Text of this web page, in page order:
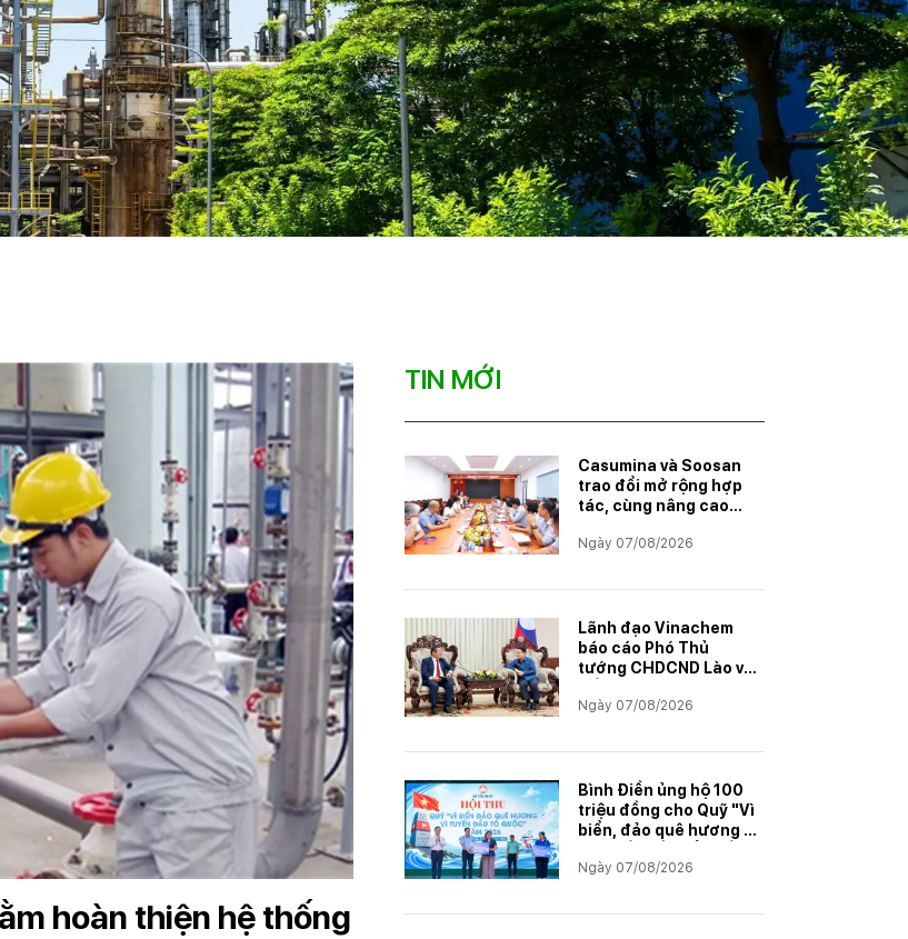
hoàn thiện hệ thống
TIN MỚI
Casumina và Soosan
trao đổi mở rộng hợp
tác, cùng nâng cao
Ngày 07/08/2026
Lãnh đạo Vinachem
báo cáo Phó Thủ
tướng CHDCND Lào về
thác và chế biến muối
Ngày 07/08/2026
Bình Điền ủng hộ 100
triệu đồng cho Quỹ "Vì
biển, đảo quê hương -
Ngày 07/08/2026